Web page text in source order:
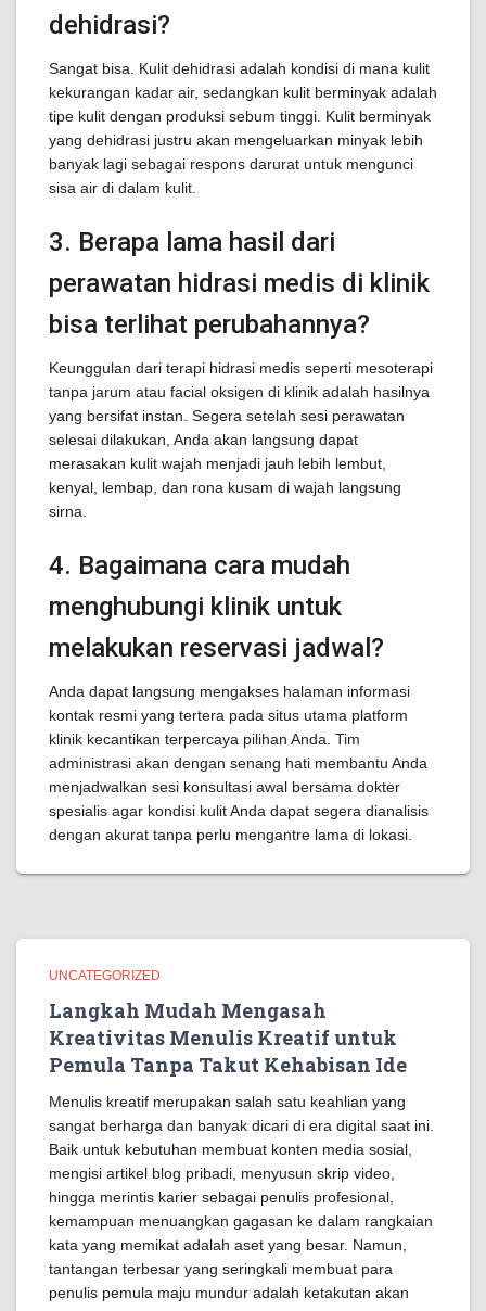
dehidrasi?
Sangat bisa. Kulit dehidrasi adalah kondisi di mana kulit
kekurangan kadar air, sedangkan kulit berminyak adalah
tipe kulit dengan produksi sebum tinggi. Kulit berminyak
yang dehidrasi justru akan mengeluarkan minyak lebih
banyak lagi sebagai respons darurat untuk mengunci
sisa air di dalam kulit.
3. Berapa lama hasil dari
perawatan hidrasi medis di klinik
bisa terlihat perubahannya?
Keunggulan dari terapi hidrasi medis seperti mesoterapi
tanpa jarum atau facial oksigen di klinik adalah hasilnya
yang bersifat instan. Segera setelah sesi perawatan
selesai dilakukan, Anda akan langsung dapat
merasakan kulit wajah menjadi jauh lebih lembut,
kenyal, lembap, dan rona kusam di wajah langsung
sirna.
4. Bagaimana cara mudah
menghubungi klinik untuk
melakukan reservasi jadwal?
Anda dapat langsung mengakses halaman informasi
kontak resmi yang tertera pada situs utama platform
klinik kecantikan terpercaya pilihan Anda. Tim
administrasi akan dengan senang hati membantu Anda
menjadwalkan sesi konsultasi awal bersama dokter
spesialis agar kondisi kulit Anda dapat segera dianalisis
dengan akurat tanpa perlu mengantre lama di lokasi.
UNCATEGORIZED
Langkah Mudah Mengasah
Kreativitas Menulis Kreatif untuk
Pemula Tanpa Takut Kehabisan Ide
Menulis kreatif merupakan salah satu keahlian yang
sangat berharga dan banyak dicari di era digital saat ini.
Baik untuk kebutuhan membuat konten media sosial,
mengisi artikel blog pribadi, menyusun skrip video,
hingga merintis karier sebagai penulis profesional,
kemampuan menuangkan gagasan ke dalam rangkaian
kata yang memikat adalah aset yang besar. Namun,
tantangan terbesar yang seringkali membuat para
penulis pemula maju mundur adalah ketakutan akan